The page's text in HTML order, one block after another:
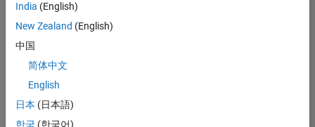
tout
vous
trouvez
pas
d'offre
corresponde
India (English)
New Zealand (English)
中国
简体中文
English
日本 (日本語)
한국 (한국어)